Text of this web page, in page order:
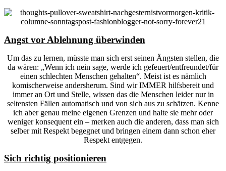
Angst vor Ablehnung überwinden
Um das zu lernen, müsste man sich erst seinen Ängsten stellen, die
da wären: „Wenn ich nein sage, werde ich gefeuert/entfreundet/für
einen schlechten Menschen gehalten“. Meist ist es nämlich
komischerweise andersherum. Sind wir IMMER hilfsbereit und
immer an Ort und Stelle, wissen das die Menschen leider nur in
seltensten Fällen automatisch und von sich aus zu schätzen. Kenne
ich aber genau meine eigenen Grenzen und halte sie mehr oder
weniger konsequent ein – merken auch die anderen, dass man sich
selber mit Respekt begegnet und bringen einem dann schon eher
Respekt entgegen.
Sich richtig positionieren